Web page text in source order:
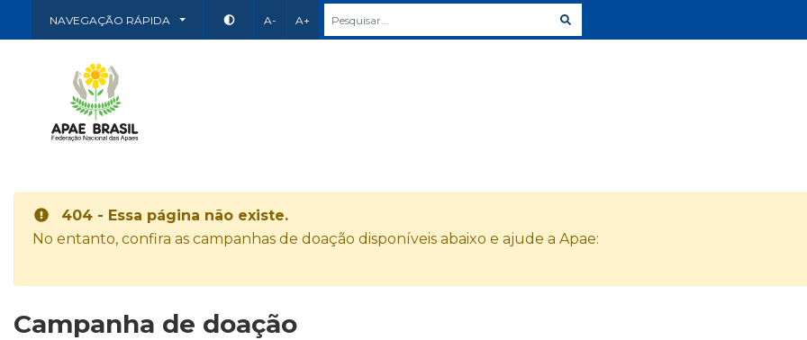
NAVEGAÇÃO RÁPIDA A- A+
404 - Essa página não existe.
No entanto, confira as campanhas de doação disponíveis abaixo e ajude a Apae:
Campanha de doação